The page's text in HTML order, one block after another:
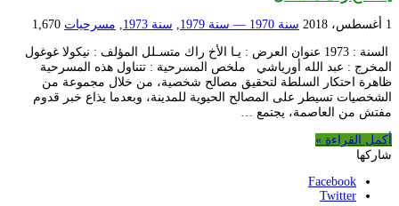
1 أغسطس، 2018 سنة 1970 — سنة 1979 , سنة 1973 , مسرحيات 1,670
السنة : 1973 عنوان العرض : يـا الأخ راك متسـلل المؤلف : نيكولا غوغول
المخرج : عبد الله أورياشي ملخص المسرحية : تتناول هذه المسرحية
ظاهرة احتكار السلطة لتحقيق مصالح شخصية، من خلال مجموعة من
الشخصيات تسيطر على المصالح الحيوية للمدينة، وبعدما يذاع خبر قدوم
مفتش من العاصمة، يجتمع …
أكمل القراءة »
شاركها
Facebook
Twitter